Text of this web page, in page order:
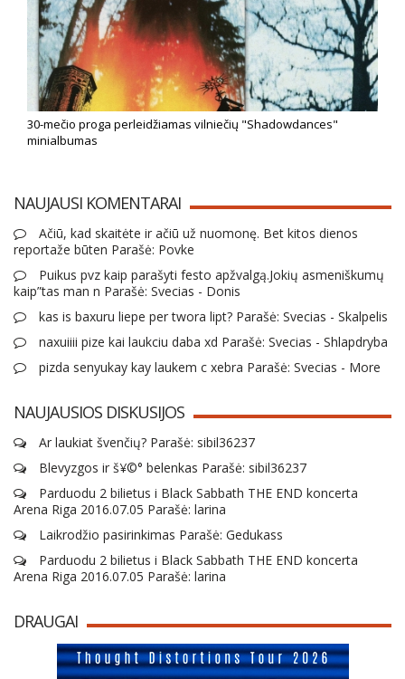
30-mečio proga perleidžiamas vilniečių "Shadowdances"
minialbumas
NAUJAUSI KOMENTARAI
Ačiū, kad skaitėte ir ačiū už nuomonę. Bet kitos dienos
reportaže būten Parašė: Povke
Puikus pvz kaip parašyti festo apžvalgą.Jokių asmeniškumų
kaip”tas man n Parašė: Svecias - Donis
kas is baxuru liepe per twora lipt? Parašė: Svecias - Skalpelis
naxuiiii pize kai laukciu daba xd Parašė: Svecias - Shlapdryba
pizda senyukay kay laukem c xebra Parašė: Svecias - More
NAUJAUSIOS DISKUSIJOS
Ar laukiat švenčių? Parašė: sibil36237
Blevyzgos ir š¥©° belenkas Parašė: sibil36237
Parduodu 2 bilietus i Black Sabbath THE END koncerta
Arena Riga 2016.07.05 Parašė: larina
Laikrodžio pasirinkimas Parašė: Gedukass
Parduodu 2 bilietus i Black Sabbath THE END koncerta
Arena Riga 2016.07.05 Parašė: larina
DRAUGAI